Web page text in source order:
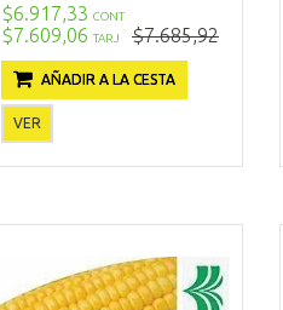
$6.917,33 CONT
$7.609,06 TARJ $7.685,92
AÑADIR A LA CESTA
VER